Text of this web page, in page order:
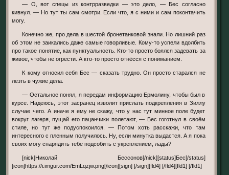
— О, вот спецы из контрразведки — это дело, — Бес согласно
кивнул. — Но тут ты сам смотри. Если что, я с ними и сам поконтачить
могу.
Конечно же, про дела в шестой бронетанковой знали. Но лишний раз
об этом не заикались даже самые говорливые. Кому-то успели вдолбить
про такое понятие, как пунктуальность. Кто-то просто боялся задевать за
живое, чтобы не огрести. А кто-то просто отнёсся с пониманием.
К кому относил себя Бес — сказать трудно. Он просто старался не
лезть в чужие дела.
— Остальное понял, я передам информацию Ермолину, чтобы был в
курсе. Надеюсь, этот засранец изволит прислать подкрепления в Зиллу
случае чего. А иначе я ему не скажу, что у нас тут минное поле будет
вокруг лагеря, пущай его пацанчики полетают, — Бес гоготнул в своём
стиле, но тут же подуспокоился. — Потом хоть расскажи, что там
интересного с пленным получилось. Ну, если минутка выдастся. А я пока
своих могу снарядить тебе подсобить с укреплением, лады?
[nick]Николай Бессонов[/nick][status]Бес[/status]
[icon]https://i.imgur.com/EmLqzjw.png[/icon][sign] [/sign][fld4] [/fld4][fld1] [/fld1]